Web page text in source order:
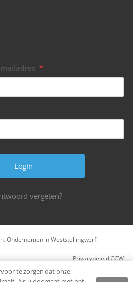
*
vergeten?
Ondernemen in Weststellingwerf.
Privacybeleid CCW
Register
te zorgen dat onze